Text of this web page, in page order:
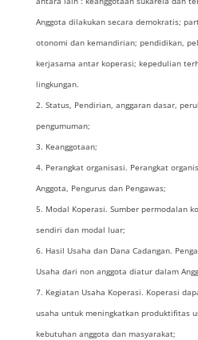
Anggota dilakukan secara demokratis;
otonomi dan kemandirian; pendidikan,
kerjasama antar koperasi; kepedulian
lingkungan.
Status, Pendirian, anggaran dasar,
pengumuman;
Keanggotaan;
Perangkat organisasi. Perangkat
Anggota, Pengurus dan Pengawas;
Modal Koperasi. Sumber permodalan
sendiri dan modal luar;
Hasil Usaha dan Dana Cadangan.
Usaha dari non anggota diatur dalam
Kegiatan Usaha Koperasi. Koperasi
usaha untuk meningkatkan produktifitas
kebutuhan anggota dan masyarakat;